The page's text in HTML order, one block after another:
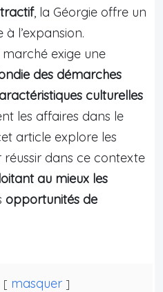
, la Géorgie offre un
l’expansion.
exige une
des démarches
culturelles
les affaires dans le
article explore les
réussir dans ce contexte
au mieux les
opportunités de
masquer